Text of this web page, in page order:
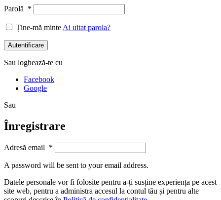
Parolă *
Ține-mă minte Ai uitat parola?
Autentificare
Sau loghează-te cu
Facebook
Google
Sau
Înregistrare
Adresă email *
A password will be sent to your email address.
Datele personale vor fi folosite pentru a-ți susține experiența pe acest
site web, pentru a administra accesul la contul tău și pentru alte